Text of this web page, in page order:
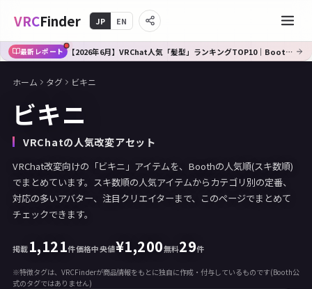
VRCFinder JP EN
最新レポート 【2026年6月】VRChat人気「髪型」ランキングTOP10｜Booth傾向分析
ホーム タグ ビキニ
ビキニ
VRChatの人気改変アセット
VRChat改変向けの「ビキニ」アイテムを、Boothの人気順(スキ数順)
でまとめています。スキ数順の人気アイテムからカテゴリ別の定番、
対応の多いアバター、注目クリエイターまで、このページでまとめて
チェックできます。
掲載1,121件価格中央値¥1,200無料29件
※特徴タグは、VRCFinderが商品情報をもとに独自に作成・付与しているものです(Booth公
式のタグではありません)